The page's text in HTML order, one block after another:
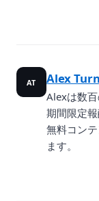
AT Alex
Alexは数
期間限定
無料コン
ます。